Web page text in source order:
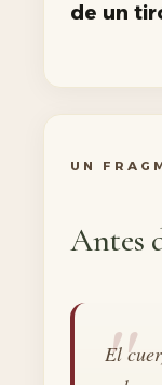
de un
UN
Antes
El